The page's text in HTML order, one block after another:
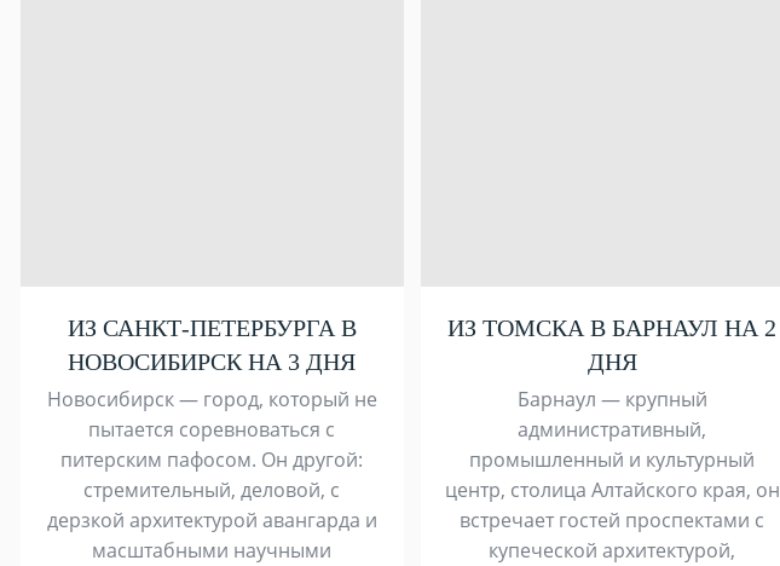
ИЗ САНКТ-ПЕТЕРБУРГА В
НОВОСИБИРСК НА 3 ДНЯ
Новосибирск — город, который не
пытается соревноваться с
питерским пафосом. Он другой:
стремительный, деловой, с
дерзкой архитектурой авангарда и
масштабными научными
ИЗ ТОМСКА В БАРНАУЛ НА 2
ДНЯ
Барнаул — крупный
административный,
промышленный и культурный
центр, столица Алтайского края, он
встречает гостей проспектами с
купеческой архитектурой,